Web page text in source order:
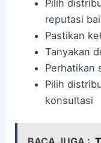
Pilih
reputasi
Pastikan
Tanyakan
Perhatikan
Pilih
konsultasi